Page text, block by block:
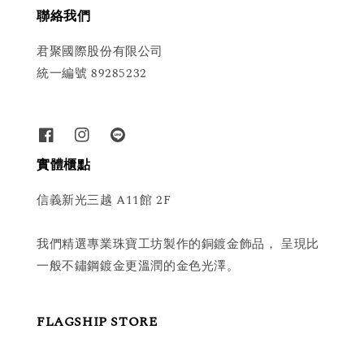
聯絡我們
君聚國際股份有限公司
統一編號 89285232
實體櫃點
信義新光三越 A11館 2F
我們精選專業珠寶工坊製作的銅鍍金飾品， 呈現比
一般不鏽鋼鍍金更溫潤的金色光澤。
FLAGSHIP STORE